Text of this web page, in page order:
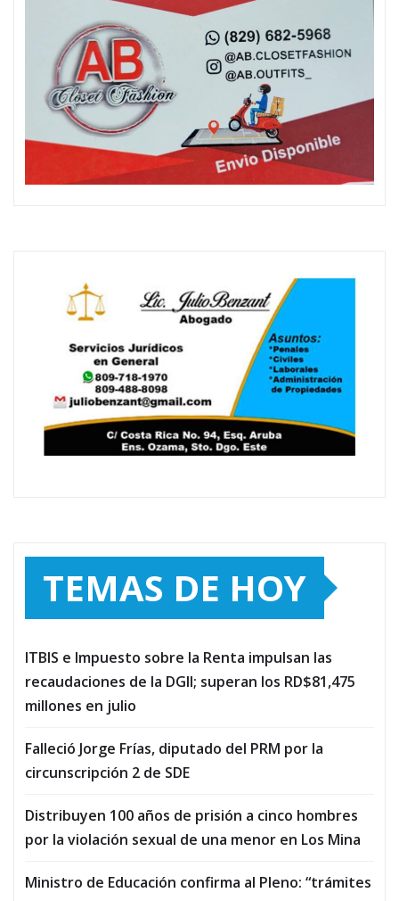
TEMAS DE HOY
ITBIS e Impuesto sobre la Renta impulsan las
recaudaciones de la DGII; superan los RD$81,475
millones en julio
Falleció Jorge Frías, diputado del PRM por la
circunscripción 2 de SDE
Distribuyen 100 años de prisión a cinco hombres
por la violación sexual de una menor en Los Mina
Ministro de Educación confirma al Pleno: “trámites